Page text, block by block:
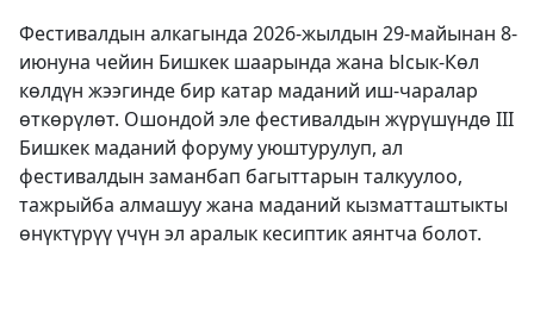
Фестивалдын алкагында 2026-жылдын 29-майынан 8-
июнуна чейин Бишкек шаарында жана Ысык-Көл
көлдүн жээгинде бир катар маданий иш-чаралар
өткөрүлөт. Ошондой эле фестивалдын жүрүшүндө III
Бишкек маданий форуму уюштурулуп, ал
фестивалдын заманбап багыттарын талкуулоо,
тажрыйба алмашуу жана маданий кызматташтыкты
өнүктүрүү үчүн эл аралык кесиптик аянтча болот.